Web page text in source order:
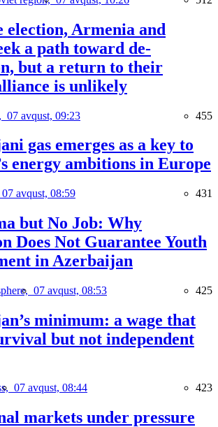
election, Armenia and
a path toward de-
but a return to their
is unlikely
07 avqust, 09:23 455
gas emerges as a key to
energy ambitions in Europe
07 avqust, 08:59 431
but No Job: Why
Does Not Guarantee Youth
in Azerbaijan
07 avqust, 08:53 425
minimum: a wage that
but not independent
07 avqust, 08:44 423
markets under pressure